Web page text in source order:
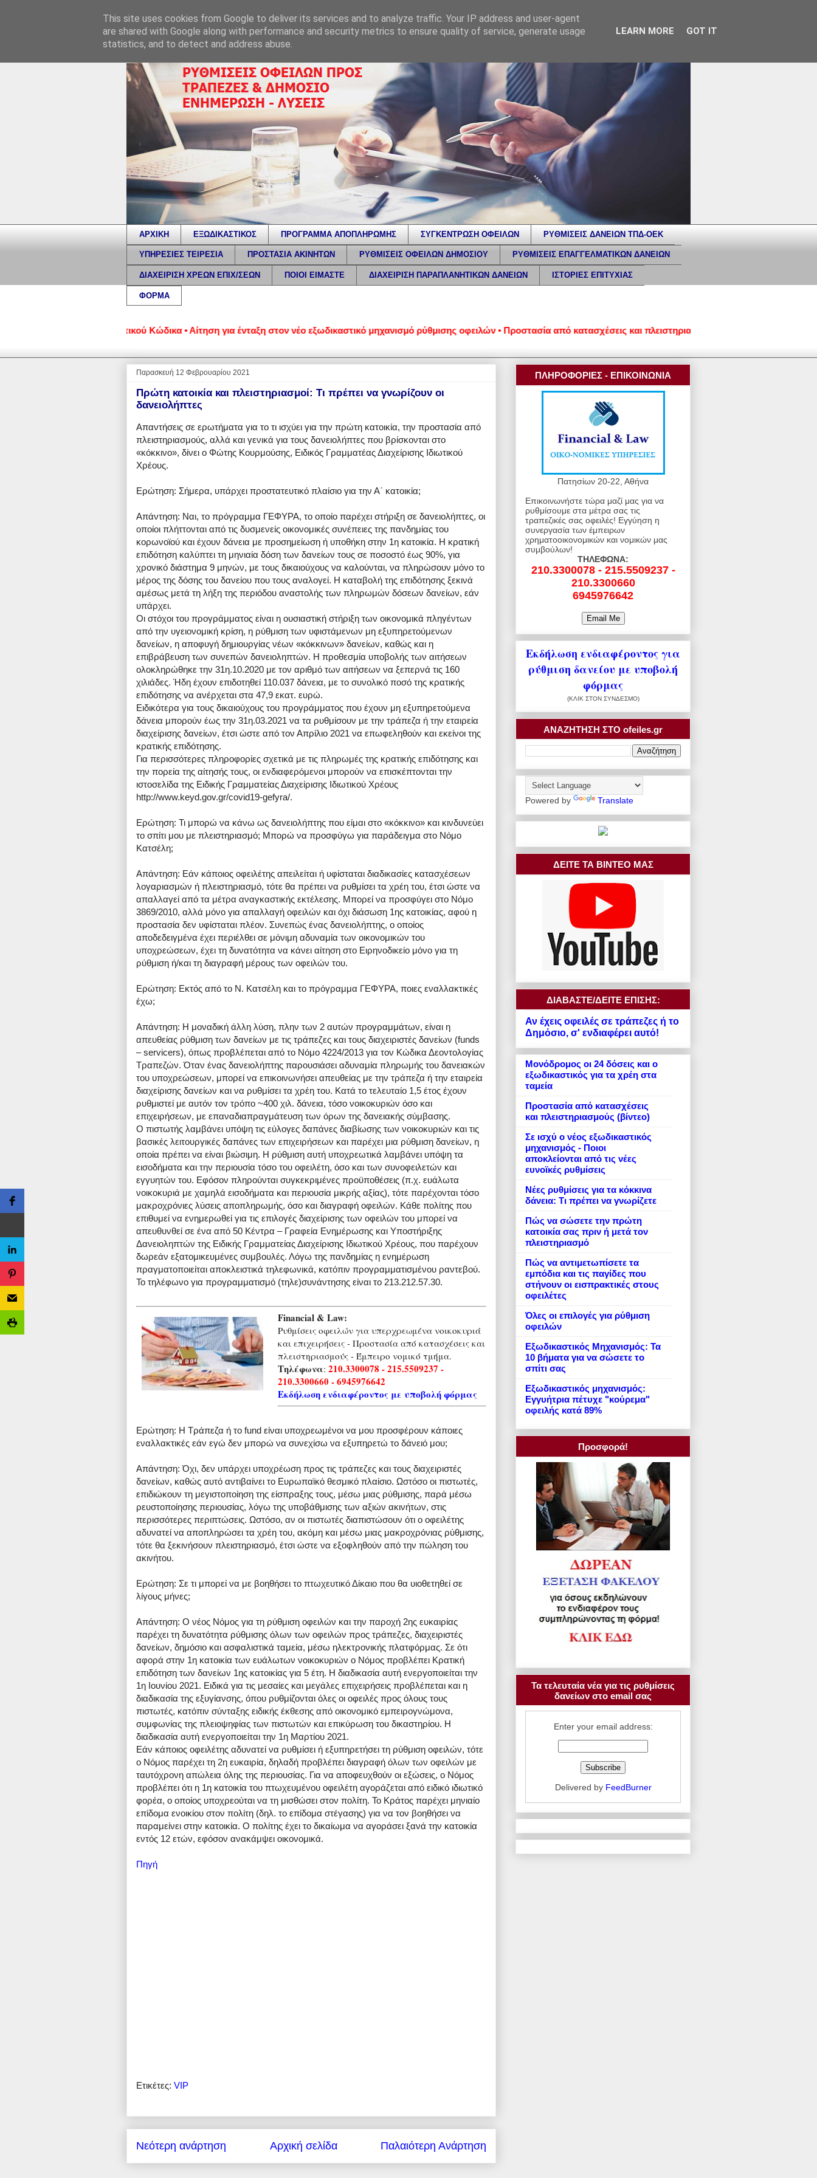
ΑΡΧΙΚΗ ΕΞΩΔΙΚΑΣΤΙΚΟΣ ΠΡΟΓΡΑΜΜΑ ΑΠΟΠΛΗΡΩΜΗΣ ΣΥΓΚΕΝΤΡΩΣΗ ΟΦΕΙΛΩΝ ΡΥΘΜΙΣΕΙΣ ΔΑΝΕΙΩΝ ΤΠΔ-ΟΕΚ
ΥΠΗΡΕΣΙΕΣ ΤΕΙΡΕΣΙΑ ΠΡΟΣΤΑΣΙΑ ΑΚΙΝΗΤΩΝ ΡΥΘΜΙΣΕΙΣ ΟΦΕΙΛΩΝ ΔΗΜΟΣΙΟΥ ΡΥΘΜΙΣΕΙΣ ΕΠΑΓΓΕΛΜΑΤΙΚΩΝ ΔΑΝΕΙΩΝ
ΔΙΑΧΕΙΡΙΣΗ ΧΡΕΩΝ ΕΠΙΧ/ΣΕΩΝ ΠΟΙΟΙ ΕΙΜΑΣΤΕ ΔΙΑΧΕΙΡΙΣΗ ΠΑΡΑΠΛΑΝΗΤΙΚΩΝ ΔΑΝΕΙΩΝ ΙΣΤΟΡΙΕΣ ΕΠΙΤΥΧΙΑΣ
ΦΟΡΜΑ
του νέου Πτωχευτικού Κώδικα • Αίτηση για ένταξη στον νέο εξωδικαστικό μηχανισμό ρύθμισης οφειλών • Προστασία από κατασχέσεις και πλειστηριασμούς • Ρυθμίσεις οφειλών
Παρασκευή 12 Φεβρουαρίου 2021
Πρώτη κατοικία και πλειστηριασμοί: Τι πρέπει να γνωρίζουν οι
δανειολήπτες
Απαντήσεις σε ερωτήματα για το τι ισχύει για την πρώτη κατοικία, την προστασία από
πλειστηριασμούς, αλλά και γενικά για τους δανειολήπτες που βρίσκονται στο
«κόκκινο», δίνει ο Φώτης Κουρμούσης, Ειδικός Γραμματέας Διαχείρισης Ιδιωτικού
Χρέους.
Ερώτηση: Σήμερα, υπάρχει προστατευτικό πλαίσιο για την Α΄ κατοικία;
Απάντηση: Ναι, το πρόγραμμα ΓΕΦΥΡΑ, το οποίο παρέχει στήριξη σε δανειολήπτες, οι
οποίοι πλήττονται από τις δυσμενείς οικονομικές συνέπειες της πανδημίας του
κορωνοϊού και έχουν δάνεια με προσημείωση ή υποθήκη στην 1η κατοικία. Η κρατική
επιδότηση καλύπτει τη μηνιαία δόση των δανείων τους σε ποσοστό έως 90%, για
χρονικό διάστημα 9 μηνών, με τους δικαιούχους να καλούνται, να πληρώσουν μόνο το
μέρος της δόσης του δανείου που τους αναλογεί. Η καταβολή της επιδότησης ξεκινά
αμέσως μετά τη λήξη της περιόδου αναστολής των πληρωμών δόσεων δανείων, εάν
υπάρχει.
Οι στόχοι του προγράμματος είναι η ουσιαστική στήριξη των οικονομικά πληγέντων
από την υγειονομική κρίση, η ρύθμιση των υφιστάμενων μη εξυπηρετούμενων
δανείων, η αποφυγή δημιουργίας νέων «κόκκινων» δανείων, καθώς και η
επιβράβευση των συνεπών δανειοληπτών. Η προθεσμία υποβολής των αιτήσεων
ολοκληρώθηκε την 31η.10.2020 με τον αριθμό των αιτήσεων να ξεπερνά τις 160
χιλιάδες. Ήδη έχουν επιδοτηθεί 110.037 δάνεια, με το συνολικό ποσό της κρατικής
επιδότησης να ανέρχεται στα 47,9 εκατ. ευρώ.
Ειδικότερα για τους δικαιούχους του προγράμματος που έχουν μη εξυπηρετούμενα
δάνεια μπορούν έως την 31η.03.2021 να τα ρυθμίσουν με την τράπεζα ή την εταιρεία
διαχείρισης δανείων, έτσι ώστε από τον Απρίλιο 2021 να επωφεληθούν και εκείνοι της
κρατικής επιδότησης.
Για περισσότερες πληροφορίες σχετικά με τις πληρωμές της κρατικής επιδότησης και
την πορεία της αίτησής τους, οι ενδιαφερόμενοι μπορούν να επισκέπτονται την
ιστοσελίδα της Ειδικής Γραμματείας Διαχείρισης Ιδιωτικού Χρέους
http://www.keyd.gov.gr/covid19-gefyra/.
Ερώτηση: Τι μπορώ να κάνω ως δανειολήπτης που είμαι στο «κόκκινο» και κινδυνεύει
το σπίτι μου με πλειστηριασμό; Μπορώ να προσφύγω για παράδειγμα στο Νόμο
Κατσέλη;
Απάντηση: Εάν κάποιος οφειλέτης απειλείται ή υφίσταται διαδικασίες κατασχέσεων
λογαριασμών ή πλειστηριασμό, τότε θα πρέπει να ρυθμίσει τα χρέη του, έτσι ώστε να
απαλλαγεί από τα μέτρα αναγκαστικής εκτέλεσης. Μπορεί να προσφύγει στο Νόμο
3869/2010, αλλά μόνο για απαλλαγή οφειλών και όχι διάσωση 1ης κατοικίας, αφού η
προστασία δεν υφίσταται πλέον. Συνεπώς ένας δανειολήπτης, ο οποίος
αποδεδειγμένα έχει περιέλθει σε μόνιμη αδυναμία των οικονομικών του
υποχρεώσεων, έχει τη δυνατότητα να κάνει αίτηση στο Ειρηνοδικείο μόνο για τη
ρύθμιση ή/και τη διαγραφή μέρους των οφειλών του.
Ερώτηση: Εκτός από το Ν. Κατσέλη και το πρόγραμμα ΓΕΦΥΡΑ, ποιες εναλλακτικές
έχω;
Απάντηση: Η μοναδική άλλη λύση, πλην των 2 αυτών προγραμμάτων, είναι η
απευθείας ρύθμιση των δανείων με τις τράπεζες και τους διαχειριστές δανείων (funds
– servicers), όπως προβλέπεται από το Νόμο 4224/2013 για τον Κώδικα Δεοντολογίας
Τραπεζών. Όταν ένας δανειολήπτης παρουσιάσει αδυναμία πληρωμής του δανειακών
του υποχρεώσεων, μπορεί να επικοινωνήσει απευθείας με την τράπεζα ή την εταιρεία
διαχείρισης δανείων και να ρυθμίσει τα χρέη του. Κατά το τελευταίο 1,5 έτος έχουν
ρυθμιστεί με αυτόν τον τρόπο ~400 χιλ. δάνεια, τόσο νοικοκυριών όσο και
επιχειρήσεων, με επαναδιαπραγμάτευση των όρων της δανειακής σύμβασης.
Ο πιστωτής λαμβάνει υπόψη τις εύλογες δαπάνες διαβίωσης των νοικοκυριών και τις
βασικές λειτουργικές δαπάνες των επιχειρήσεων και παρέχει μια ρύθμιση δανείων, η
οποία πρέπει να είναι βιώσιμη. Η ρύθμιση αυτή υποχρεωτικά λαμβάνει υπόψη τα
εισοδήματα και την περιουσία τόσο του οφειλέτη, όσο και των συνοφειλετών και
εγγυητών του. Εφόσον πληρούνται συγκεκριμένες προϋποθέσεις (π.χ. ευάλωτα
νοικοκυριά με χαμηλά εισοδήματα και περιουσία μικρής αξίας), τότε παρέχονται τόσο
μακροχρόνιες λύσεις αποπληρωμής, όσο και διαγραφή οφειλών. Κάθε πολίτης που
επιθυμεί να ενημερωθεί για τις επιλογές διαχείρισης των οφειλών του μπορεί να
απευθυνθεί σε ένα από 50 Κέντρα – Γραφεία Ενημέρωσης και Υποστήριξης
Δανειοληπτών της Ειδικής Γραμματείας Διαχείρισης Ιδιωτικού Χρέους, που παρέχουν
δωρεάν εξατομικευμένες συμβουλές. Λόγω της πανδημίας η ενημέρωση
πραγματοποιείται αποκλειστικά τηλεφωνικά, κατόπιν προγραμματισμένου ραντεβού.
Το τηλέφωνο για προγραμματισμό (τηλε)συνάντησης είναι το 213.212.57.30.
Financial & Law:
Ρυθμίσεις οφειλών για υπερχρεωμένα νοικοκυριά
και επιχειρήσεις - Προστασία από κατασχέσεις και
πλειστηριασμούς - Έμπειρο νομικό τμήμα.
Τηλέφωνα: 210.3300078 - 215.5509237 -
210.3300660 - 6945976642
Εκδήλωση ενδιαφέροντος με υποβολή φόρμας
Ερώτηση: Η Τράπεζα ή το fund είναι υποχρεωμένοι να μου προσφέρουν κάποιες
εναλλακτικές εάν εγώ δεν μπορώ να συνεχίσω να εξυπηρετώ το δάνειό μου;
Απάντηση: Όχι, δεν υπάρχει υποχρέωση προς τις τράπεζες και τους διαχειριστές
δανείων, καθώς αυτό αντιβαίνει το Ευρωπαϊκό θεσμικό πλαίσιο. Ωστόσο οι πιστωτές,
επιδιώκουν τη μεγιστοποίηση της είσπραξης τους, μέσω μιας ρύθμισης, παρά μέσω
ρευστοποίησης περιουσίας, λόγω της υποβάθμισης των αξιών ακινήτων, στις
περισσότερες περιπτώσεις. Ωστόσο, αν οι πιστωτές διαπιστώσουν ότι ο οφειλέτης
αδυνατεί να αποπληρώσει τα χρέη του, ακόμη και μέσω μιας μακροχρόνιας ρύθμισης,
τότε θα ξεκινήσουν πλειστηριασμό, έτσι ώστε να εξοφληθούν από την πώληση του
ακινήτου.
Ερώτηση: Σε τι μπορεί να με βοηθήσει το πτωχευτικό Δίκαιο που θα υιοθετηθεί σε
λίγους μήνες;
Απάντηση: Ο νέος Νόμος για τη ρύθμιση οφειλών και την παροχή 2ης ευκαιρίας
παρέχει τη δυνατότητα ρύθμισης όλων των οφειλών προς τράπεζες, διαχειριστές
δανείων, δημόσιο και ασφαλιστικά ταμεία, μέσω ηλεκτρονικής πλατφόρμας. Σε ότι
αφορά στην 1η κατοικία των ευάλωτων νοικοκυριών ο Νόμος προβλέπει Κρατική
επιδότηση των δανείων 1ης κατοικίας για 5 έτη. Η διαδικασία αυτή ενεργοποιείται την
1η Ιουνίου 2021. Ειδικά για τις μεσαίες και μεγάλες επιχειρήσεις προβλέπεται και η
διαδικασία της εξυγίανσης, όπου ρυθμίζονται όλες οι οφειλές προς όλους τους
πιστωτές, κατόπιν σύνταξης ειδικής έκθεσης από οικονομικό εμπειρογνώμονα,
συμφωνίας της πλειοψηφίας των πιστωτών και επικύρωση του δικαστηρίου. Η
διαδικασία αυτή ενεργοποιείται την 1η Μαρτίου 2021.
Εάν κάποιος οφειλέτης αδυνατεί να ρυθμίσει ή εξυπηρετήσει τη ρύθμιση οφειλών, τότε
ο Νόμος παρέχει τη 2η ευκαιρία, δηλαδή προβλέπει διαγραφή όλων των οφειλών με
ταυτόχρονη απώλεια όλης της περιουσίας. Για να αποφευχθούν οι εξώσεις, ο Νόμος
προβλέπει ότι η 1η κατοικία του πτωχευμένου οφειλέτη αγοράζεται από ειδικό ιδιωτικό
φορέα, ο οποίος υποχρεούται να τη μισθώσει στον πολίτη. Το Κράτος παρέχει μηνιαίο
επίδομα ενοικίου στον πολίτη (δηλ. το επίδομα στέγασης) για να τον βοηθήσει να
παραμείνει στην κατοικία. Ο πολίτης έχει το δικαίωμα να αγοράσει ξανά την κατοικία
εντός 12 ετών, εφόσον ανακάμψει οικονομικά.
Πηγή
Ετικέτες: VIP
Νεότερη ανάρτηση Παλαιότερη Ανάρτηση
Αρχική σελίδα
ΠΛΗΡΟΦΟΡΙΕΣ - ΕΠΙΚΟΙΝΩΝΙΑ
Πατησίων 20-22, Αθήνα
Επικοινωνήστε τώρα μαζί μας για να
ρυθμίσουμε στα μέτρα σας τις
τραπεζικές σας οφειλές! Εγγύηση η
συνεργασία των έμπειρων
χρηματοοικονομικών και νομικών μας
συμβούλων!
ΤΗΛΕΦΩΝΑ:
210.3300078 - 215.5509237 -
210.3300660
6945976642
Εκδήλωση ενδιαφέροντος για
ρύθμιση δανείου με υποβολή
φόρμας
(ΚΛΙΚ ΣΤΟΝ ΣΥΝΔΕΣΜΟ)
ΑΝΑΖΗΤΗΣΗ ΣΤΟ ofeiles.gr
Powered by Translate
ΔΕΙΤΕ ΤΑ ΒΙΝΤΕΟ ΜΑΣ
ΔΙΑΒΑΣΤΕ/ΔΕΙΤΕ ΕΠΙΣΗΣ:
Αν έχεις οφειλές σε τράπεζες ή το
Δημόσιο, σ' ενδιαφέρει αυτό!
Μονόδρομος οι 24 δόσεις και ο
εξωδικαστικός για τα χρέη στα
ταμεία
Προστασία από κατασχέσεις
και πλειστηριασμούς (βίντεο)
Σε ισχύ ο νέος εξωδικαστικός
μηχανισμός - Ποιοι
αποκλείονται από τις νέες
ευνοϊκές ρυθμίσεις
Νέες ρυθμίσεις για τα κόκκινα
δάνεια: Τι πρέπει να γνωρίζετε
Πώς να σώσετε την πρώτη
κατοικία σας πριν ή μετά τον
πλειστηριασμό
Πώς να αντιμετωπίσετε τα
εμπόδια και τις παγίδες που
στήνουν οι εισπρακτικές στους
οφειλέτες
Όλες οι επιλογές για ρύθμιση
οφειλών
Εξωδικαστικός Μηχανισμός: Τα
10 βήματα για να σώσετε το
σπίτι σας
Εξωδικαστικός μηχανισμός:
Εγγυήτρια πέτυχε "κούρεμα"
οφειλής κατά 89%
Προσφορά!
Τα τελευταία νέα για τις ρυθμίσεις
δανείων στο email σας
Enter your email address:
Delivered by FeedBurner
This site uses cookies from Google to deliver its services and to analyze traffic. Your IP address and user-agent
are shared with Google along with performance and security metrics to ensure quality of service, generate usage
statistics, and to detect and address abuse.
LEARN MORE GOT IT